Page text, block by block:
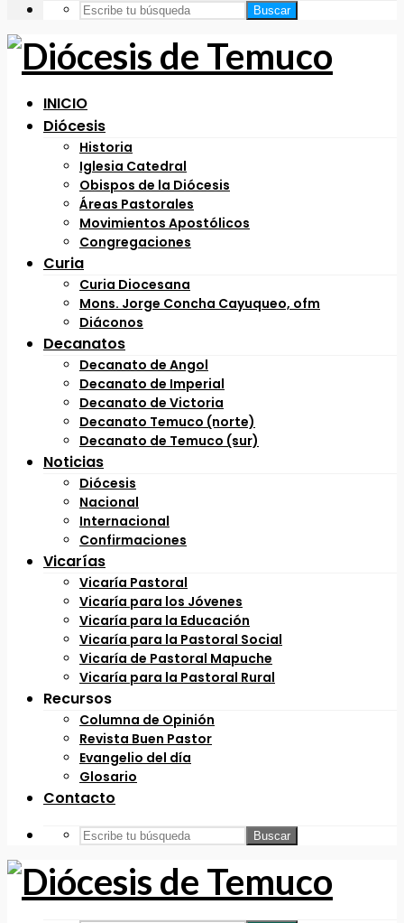
Buscar
INICIO
Diócesis
Historia
Iglesia Catedral
Obispos de la Diócesis
Áreas Pastorales
Movimientos Apostólicos
Congregaciones
Curia
Curia Diocesana
Mons. Jorge Concha Cayuqueo, ofm
Diáconos
Decanatos
Decanato de Angol
Decanato de Imperial
Decanato de Victoria
Decanato Temuco (norte)
Decanato de Temuco (sur)
Noticias
Diócesis
Nacional
Internacional
Confirmaciones
Vicarías
Vicaría Pastoral
Vicaría para los Jóvenes
Vicaría para la Educación
Vicaría para la Pastoral Social
Vicaría de Pastoral Mapuche
Vicaría para la Pastoral Rural
Recursos
Columna de Opinión
Revista Buen Pastor
Evangelio del día
Glosario
Contacto
Buscar